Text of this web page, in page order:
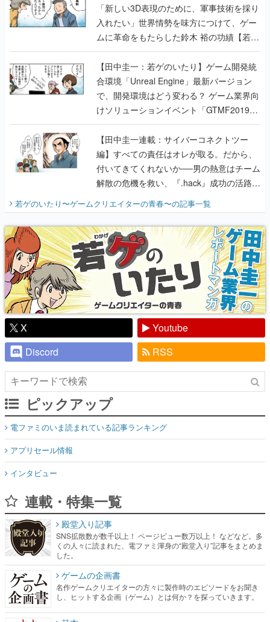
「新しい3D表現のために、軍事技術を採り
入れたい」世界情勢を味方につけて、ゲー
ムに革命をもたらした鈴木 裕の功績【若ゲ
のいたり】
【田中圭一：若ゲのいたり】ゲーム開発統
合環境「Unreal Engine」最新バージョン
で、開発環境はどう変わる？ ゲーム業界向
けソリューションイベント「GTMF2019」
に行って、より理解を深めよう【PR】
【田中圭一連載：サイバーコネクトツー
編】すべての責任はオレが取る。だから、
付いてきてくれないか──男の熱意はチーム
解散の危機を救い、『.hack』成功の活路を
『少年ジャンプ』色だった【若ゲのいた
り】
若ゲのいたり〜ゲームクリエイターの青春〜の記事一覧
X
Youtube
Discord
RSS
ピックアップ
電ファミのいま読まれている記事ランキング
アプリセール情報
インタビュー
連載・特集一覧
殿堂入り記事
SNS拡散数が数千以上！ ページビュー数万以上！ などなど。多
くの人々に読まれた、電ファミ渾身の“殿堂入り”記事をまとめま
した。
ゲームの企画書
名作ゲームクリエイターの方々に製作時のエピソードをお聞き
し、ヒットする企画（ゲーム）とは何か？を探っていきます。